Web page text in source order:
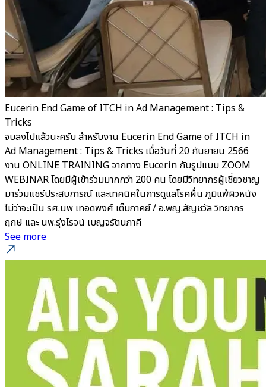
Eucerin End Game of ITCH in Ad Management : Tips &
Tricks
จบลงไปแล้วนะครับ สำหรับงาน Eucerin End Game of ITCH in
Ad Management : Tips & Tricks เมื่อวันที่ 20 กันยายน 2566
งาน ONLINE TRAINING จากทาง Eucerin กับรูปแบบ ZOOM
WEBINAR โดยมีผู้เข้าร่วมมากกว่า 200 คน โดยมีวิทยากรผู้เชี่ยวชาญ
มาร่วมแชร์ประสบการณ์ และเทคนิคในการดูแลโรคผื่น ภูมิแพ้ผิวหนัง
ไม่ว่าจะเป็น รศ.นพ เทอดพงศ์ เต็มภาคย์ / อ.พญ.สัญชวัล วิทยากร
ฤกษ์ และ นพ.รุ่งโรจน์ เบญจรัตนภาคี
See more